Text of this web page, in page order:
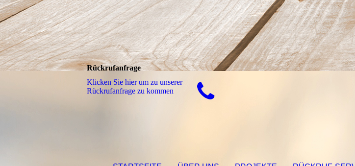
Rückrufanfrage
Klicken Sie hier um zu unserer
Rückrufanfrage zu kommen